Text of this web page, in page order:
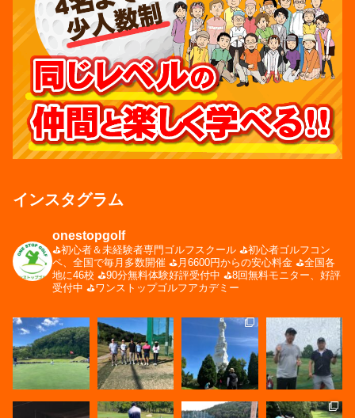
インスタグラム
onestopgolf
⛳️初心者＆未経験者専門ゴルフスクール ⛳️初心者ゴルフコン
ペ、全国で毎月多数開催 ⛳️月6600円からの安心料金 ⛳️全国各
地に46校 ⛳️90分無料体験好評受付中 ⛳️8回無料モニター、好評
受付中 ⛳️ワンストップゴルフアカデミー